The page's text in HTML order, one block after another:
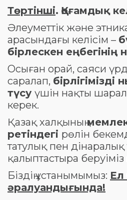
Төртінші. Қоғамдық
Әлеуметтік және
арасындағы келісім –
бірлескен еңбегінің
Осыған орай, саяси
саралап, бірлігімізді
түсу үшін нақты
керек.
Қазақ халқының
ретіндегі рөлін
татулық пен дінаралық
қалыптастыра
Біздің ұстанымымыз: Ел
әралуандығында!